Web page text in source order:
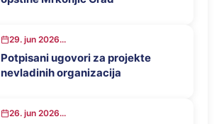
29. jun 2026...
Potpisani ugovori za projekte
nevladinih organizacija
26. jun 2026...